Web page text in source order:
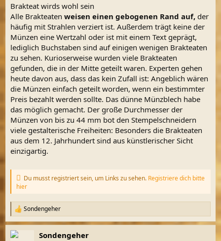
Brakteat wirds wohl sein
Alle Brakteatenweisen einen gebogenen Rand auf, der
häufig mit Strahlen verziert ist. Außerdem trägt keine der
Münzen eine Wertzahl oder ist mit einem Text geprägt,
lediglich Buchstaben sind auf einigen wenigen Brakteaten
zu sehen. Kurioserweise wurden viele Brakteaten
gefunden, die in der Mitte geteilt waren. Experten gehen
heute davon aus, dass das kein Zufall ist: Angeblich wären
die Münzen einfach geteilt worden, wenn ein bestimmter
Preis bezahlt werden sollte. Das dünne Münzblech habe
das möglich gemacht. Der große Durchmesser der
Münzen von bis zu 44 mm bot den Stempelschneidern
viele gestalterische Freiheiten: Besonders die Brakteaten
aus dem 12. Jahrhundert sind aus künstlerischer Sicht
einzigartig.
Du musst registriert sein, um Links zu sehen. Registriere dich bitte
hier
R
e
a
k
Sondengeher
Sondengeher